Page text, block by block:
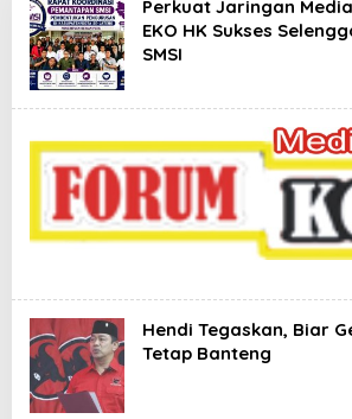
o
r
k
o
t
e
a
a
Y
a
n
g
Perkuat Jaringan
EKO HK Sukses
SMSI
Hendi Tegaskan, Biar
Tetap Banteng